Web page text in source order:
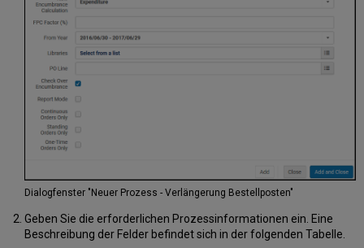
Dialogfenster "Neuer Prozess - Verlängerung Bestellposten"
Geben Sie die erforderlichen Prozessinformationen ein. Eine
Beschreibung der Felder befindet sich in der folgenden Tabelle.